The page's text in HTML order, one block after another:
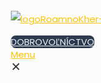
DOBROVOĽNÍCTVO
Menu
✕